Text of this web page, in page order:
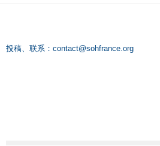
投稿、联系： contact@sohfrance.org